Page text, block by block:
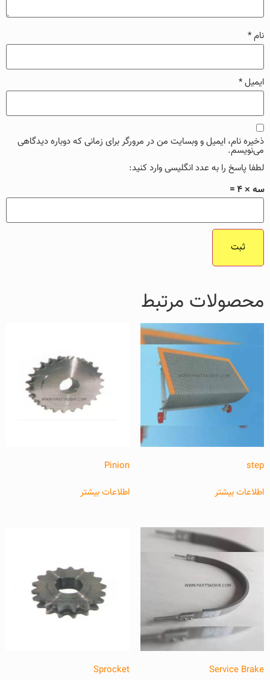
نام*
ایمیل*
ذخیره نام، ایمیل و وبسایت من در مرورگر برای زمانی که دوباره دیدگاهی
می‌نویسم.
لطفا پاسخ را به عدد انگلیسی وارد کنید:
سه × 4 =
محصولات مرتبط
step
اطلاعات بیشتر
Pinion
اطلاعات بیشتر
Service Brake
Sprocket